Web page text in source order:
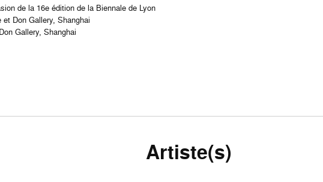
de la 16e édition de la Biennale de Lyon
et Don Gallery, Shanghai
Gallery, Shanghai
Artiste(s)